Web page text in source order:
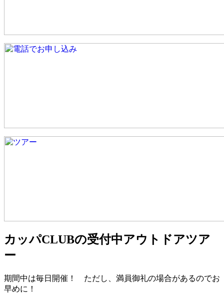
カッパCLUBの受付中アウトドアツア
ー
期間中は毎日開催！ ただし、満員御礼の場合があるのでお
早めに！